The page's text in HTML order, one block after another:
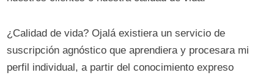
¿Calidad de vida? Ojalá existiera un servicio de
suscripción agnóstico que aprendiera y procesara mi
perfil individual, a partir del conocimiento expreso